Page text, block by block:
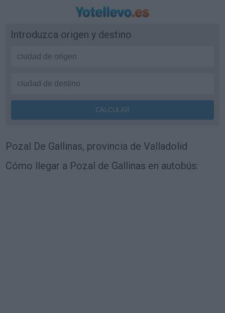
Introduzca origen y destino
Pozal De Gallinas, provincia de Valladolid
Cómo llegar a Pozal de Gallinas en autobús: